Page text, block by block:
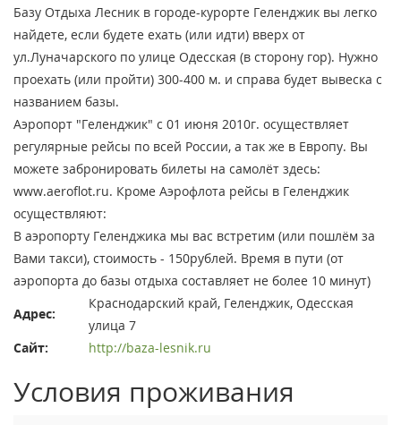
Базу Отдыха Лесник в городе-курорте Геленджик вы легко
найдете, если будете ехать (или идти) вверх от
ул.Луначарского по улице Одесская (в сторону гор). Нужно
проехать (или пройти) 300-400 м. и справа будет вывеска с
названием базы.
Аэропорт "Геленджик" с 01 июня 2010г. осуществляет
регулярные рейсы по всей России, а так же в Европу. Вы
можете забронировать билеты на самолёт здесь:
www.aeroflot.ru. Кроме Аэрофлота рейсы в Геленджик
осуществляют:
В аэропорту Геленджика мы вас встретим (или пошлём за
Вами такси), стоимость - 150рублей. Время в пути (от
аэропорта до базы отдыха составляет не более 10 минут)
Адрес:
Краснодарский край, Геленджик, Одесская
улица 7
Сайт:
http://baza-lesnik.ru
Условия проживания